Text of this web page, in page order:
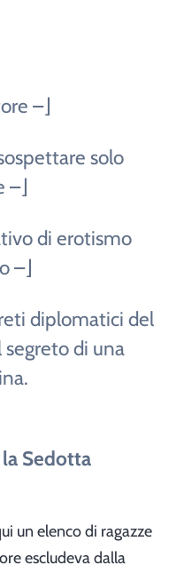
–⌋
solo
–⌋
di erotismo
–⌋
diplomatici del
di una
Sedotta
un elenco di ragazze
escludeva dalla